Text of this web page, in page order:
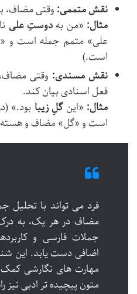
نقش متممی: وقتی مضاف،
مثال: «من به دوستِ علی
علی» متمم جمله است و
است.)
نقش مسندی: وقتی
فعل اسنادی بیان کند.
مثال: «اینگلِ زیبا بود.»
است و «گل» مضاف و
فرد می تواند با
مضاف در هر یک، به
جملات فارسی و
اضافی دست یابد. این
مهارت های نگارشی
متون پیچیده تر ادبی